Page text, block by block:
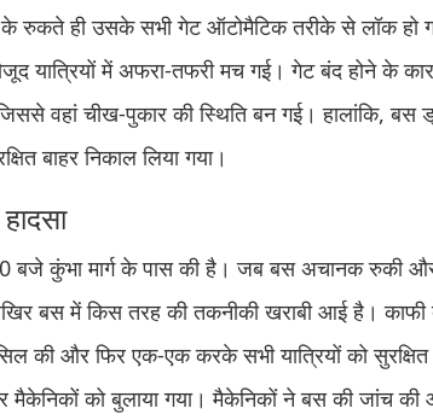
रुकते ही उसके सभी गेट ऑटोमैटिक तरीके से लॉक
यात्रियों में अफरा-तफरी मच गई। गेट बंद होने के
वहां चीख-पुकार की स्थिति बन गई। हालांकि,
बाहर निकाल लिया गया।
बजे कुंभा मार्ग के पास की है। जब बस अचानक रुकी
बस में किस तरह की तकनीकी खराबी आई है।
और फिर एक-एक करके सभी यात्रियों को सुरक्षित
को बुलाया गया। मैकेनिकों ने बस की जांच की